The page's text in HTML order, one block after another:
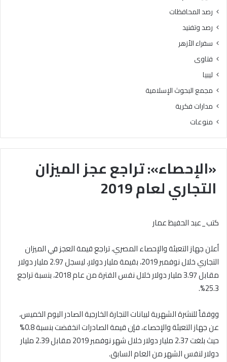
«الإحصاء»: تراجع عجز الميزان
التجاري لعام 2019
كتب_عبد الحفيظ عمار
أعلن جهاز التعبئة والإحصاء المصري، تراجع قيمة العجز في الميزان
التجاري خلال نوفمبر 2019، بقيمة مليار دولار، ليسجل 2.97 مليار دولار
مقابل 3.97 مليار دولار خلال نفس الفترة من عام 2018، بنسبة تراجع
25.3%.
ووفقاً للنشرة الشهرية لبيانات التجارة الخارجية الصادر اليوم الخميس،
عن جهاز التعبئة والإحصاء، فإن قيمة الصادرات انخفضت بنسبة 0.8%
حيث بلغت 2.37 مليار دولار خلال شهر نوفمبر 2019 مقابل 2.39 مليار
دولار لنفس الشهر من العام السابق.
رصد المحافظات
رصد وتفنيد
سفراء الأزهر
فتاوى
ليبيا
مجمع البحوث الإسلامية
مدارات فكرية
منوعات